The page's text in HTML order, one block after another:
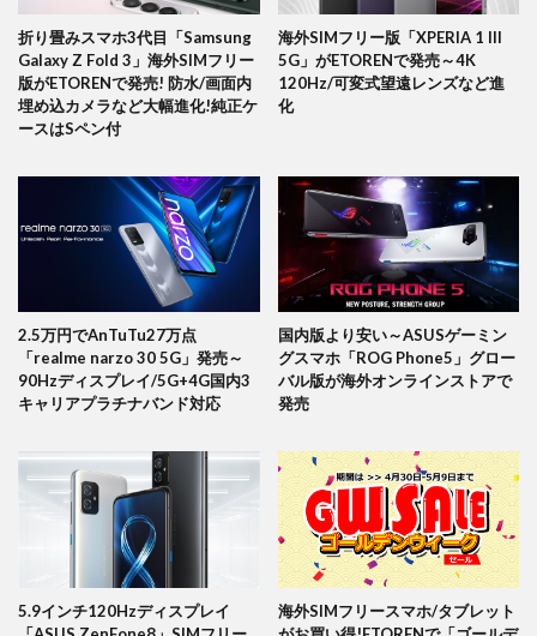
折り畳みスマホ3代目「Samsung
Galaxy Z Fold 3」海外SIMフリー
版がETORENで発売! 防水/画面内
埋め込カメラなど大幅進化!純正ケ
ースはSペン付
海外SIMフリー版「XPERIA 1 III
5G」がETORENで発売～4K
120Hz/可変式望遠レンズなど進
化
2.5万円でAnTuTu27万点
「realme narzo 30 5G」発売～
90Hzディスプレイ/5G+4G国内3
キャリアプラチナバンド対応
国内版より安い～ASUSゲーミン
グスマホ「ROG Phone5」グロー
バル版が海外オンラインストアで
発売
5.9インチ120Hzディスプレイ
海外SIMフリースマホ/タブレット